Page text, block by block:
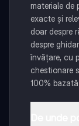
materiale de
exacte și
doar despre
despre
învățare, cu
chestionare
100%